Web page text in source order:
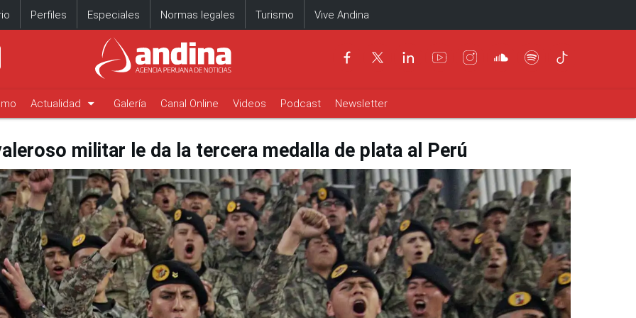
Perfiles Especiales Normas legales Turismo Vive Andina
Actualidad arrow_drop_down Galería Canal Online Videos Podcast Newsletter
militar le da la tercera medalla de plata al Perú